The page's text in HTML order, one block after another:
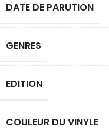
DATE DE PARUTION
GENRES
EDITION
COULEUR DU VINYLE